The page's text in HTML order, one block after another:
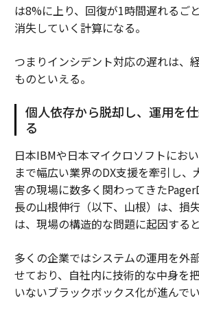
は8%に上り、回復が1時間遅れるご
消失していく計算になる。
つまりインシデント対応の遅れは、
ものといえる。
個人依存から脱却し、運用を
る
日本IBMや日本マイクロソフトにお
まで幅広い業界のDX支援を牽引し
害の現場に数多く関わってきた
長の山根伸行（以下、山根）は、損
は、現場の構造的な問題に起因する
多くの企業ではシステムの運用を外
せており、自社内に技術的な中身を
いないブラックボックス化が進んでい